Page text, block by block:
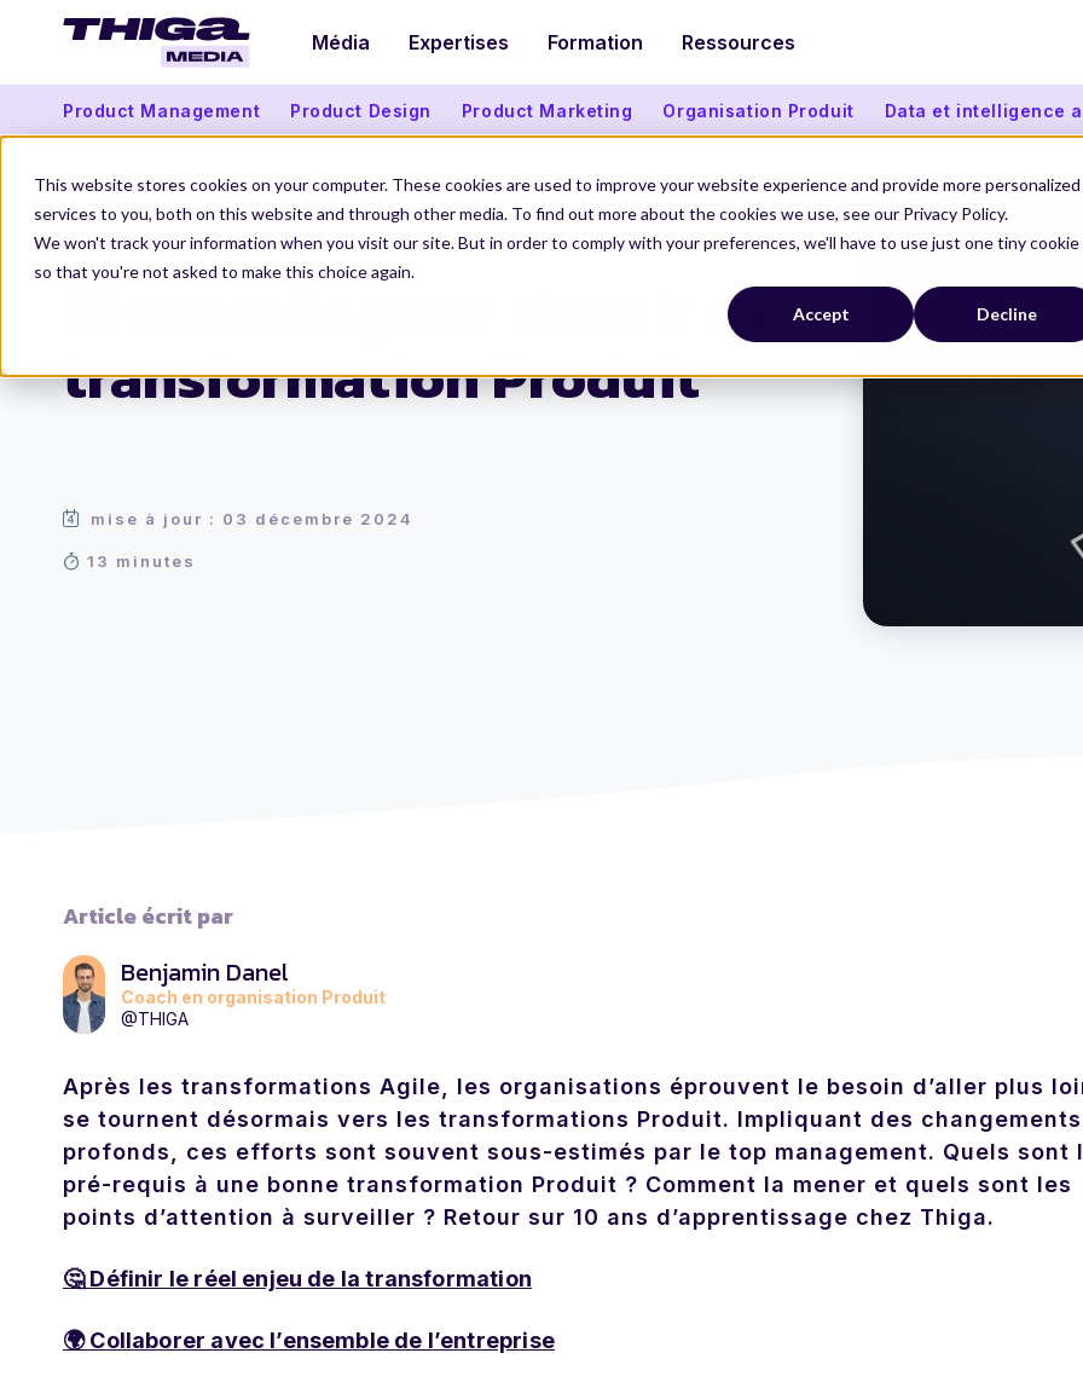
This website stores cookies on your computer. These cookies are used to improve your website experience and provide more personalized
services to you, both on this website and through other media. To find out more about the cookies we use, see our Privacy Policy.
We won't track your information when you visit our site. But in order to comply with your preferences, we'll have to use just one tiny cookie
so that you're not asked to make this choice again.
Accept Decline
Média Expertises Formation Ressources
Product Management Product Design Product Marketing Organisation Produit Data et intelligence
Thiga Media Organisation Produit 10 conseils pour réussir sa transformation Produit
10 conseils pour réussir sa
transformation Produit
mise à jour : 03 décembre 2024
13 minutes
Article écrit par
Benjamin Danel
Coach en organisation Produit
@THIGA
Après les transformations Agile, les organisations éprouvent le besoin d’aller plus
se tournent désormais vers les transformations Produit. Impliquant des changements
profonds, ces efforts sont souvent sous-estimés par le top management. Quels sont
pré-requis à une bonne transformation Produit ? Comment la mener et quels sont les
points d’attention à surveiller ? Retour sur 10 ans d’apprentissage chez Thiga.
🤔 Définir le réel enjeu de la transformation
🌍 Collaborer avec l’ensemble de l’entreprise